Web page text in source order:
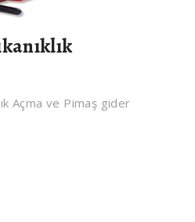
Açma ve Pimaş gider